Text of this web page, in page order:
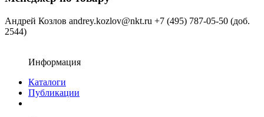
Андрей Козлов andrey.kozlov@nkt.ru +7 (495) 787-05-50 (доб.
2544)
Информация
Каталоги
Публикации